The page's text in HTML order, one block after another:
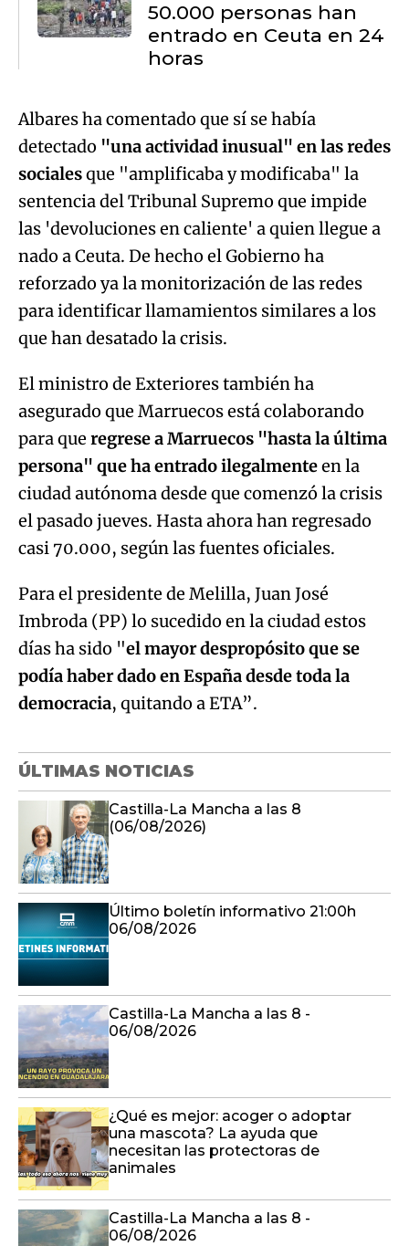
50.000 personas han
entrado en Ceuta en 24
horas
Albares ha comentado que sí se había
detectado "una actividad inusual" en las redes
socialesque "amplificaba y modificaba" la
sentencia del Tribunal Supremo que impide
las 'devoluciones en caliente' a quien llegue a
nado a Ceuta. De hecho el Gobierno ha
reforzado ya la monitorización de las redes
para identificar llamamientos similares a los
que han desatado la crisis.
El ministro de Exteriores también ha
asegurado que Marruecos está colaborando
para que regrese a Marruecos "hasta la última
persona" que ha entrado ilegalmenteen la
ciudad autónoma desde que comenzó la crisis
el pasado jueves. Hasta ahora han regresado
casi 70.000, según las fuentes oficiales.
Para el presidente de Melilla, Juan José
Imbroda (PP) lo sucedido en la ciudad estos
días ha sido "el mayor despropósito que se
podía haber dado en España desde toda la
democracia, quitando a ETA”.
ÚLTIMAS NOTICIAS
Castilla-La Mancha a las 8
(06/08/2026)
Último boletín informativo 21:00h
06/08/2026
Castilla-La Mancha a las 8 -
06/08/2026
¿Qué es mejor: acoger o adoptar
una mascota? La ayuda que
necesitan las protectoras de
animales
Castilla-La Mancha a las 8 -
06/08/2026